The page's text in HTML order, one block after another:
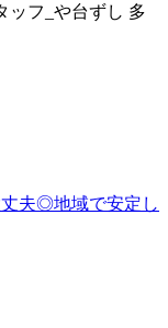
ッフ_や台ずし 多
丈夫◎地域で安定し